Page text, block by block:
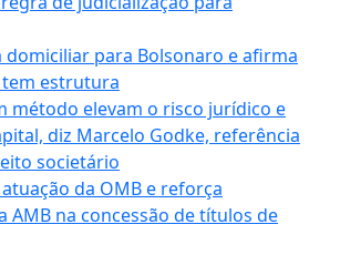
domiciliar para Bolsonaro e afirma
estrutura
método elevam o risco jurídico e
diz Marcelo Godke, referência
societário
da OMB e reforça
AMB na concessão de títulos de